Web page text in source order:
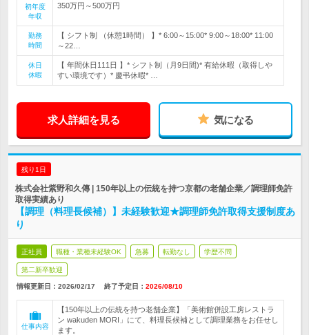
初年度
年収
350万円～500万円
勤務
時間
【 シフト制 （休憩1時間） 】* 6:00～15:00* 9:00～18:00* 11:00
～22…
休日
休暇
【 年間休日111日 】* シフト制（月9日間)* 有給休暇（取得しや
すい環境です）* 慶弔休暇* …
求人詳細を見る 気になる
残り1日
株式会社紫野和久傳 | 150年以上の伝統を持つ京都の老舗企業／調理師免許
取得実績あり
【調理（料理長候補）】未経験歓迎★調理師免許取得支援制度あ
り
正社員 職種・業種未経験OK 急募 転勤なし 学歴不問
第二新卒歓迎
情報更新日：2026/02/17 終了予定日： 2026/08/10
仕事内容
【150年以上の伝統を持つ老舗企業】「美術館併設工房レストラ
ン wakuden MORI」にて、料理長候補として調理業務をお任せし
ます。